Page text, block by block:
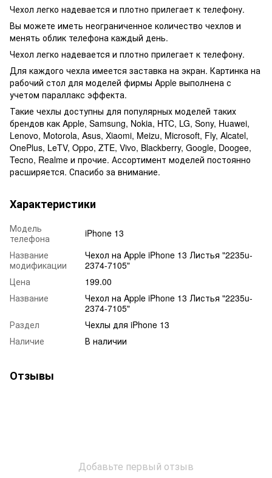
Чехол легко надевается и плотно прилегает к телефону.
Вы можете иметь неограниченное количество чехлов и
менять облик телефона каждый день.
Чехол легко надевается и плотно прилегает к телефону.
Для каждого чехла имеется заставка на экран. Картинка на
рабочий стол для моделей фирмы Apple выполнена с
учетом параллакс эффекта.
Такие чехлы доступны для популярных моделей таких
брендов как Apple, Samsung, Nokia, HTC, LG, Sony, Huawei,
Lenovo, Motorola, Asus, Xiaomi, Meizu, Microsoft, Fly, Alcatel,
OnePlus, LeTV, Oppo, ZTE, Vivo, Blackberry, Google, Doogee,
Tecno, Realme и прочие. Ассортимент моделей постоянно
расширяется. Спасибо за внимание.
Характеристики
Модель
телефона
iPhone 13
Название
модификации
Чехол на Apple iPhone 13 Листья "2235u-
2374-7105"
Цена
199.00
Название
Чехол на Apple iPhone 13 Листья "2235u-
2374-7105"
Раздел
Чехлы для iPhone 13
Наличие
В наличии
Отзывы
Добавьте первый отзыв